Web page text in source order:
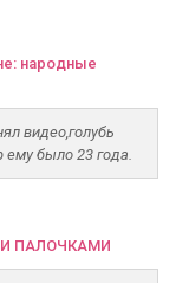
народные
видео,голубь
было 23 года.
ПАЛОЧКАМИ